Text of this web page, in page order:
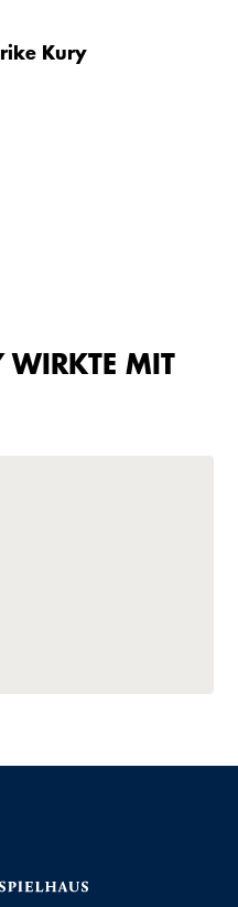
Kury
WIRKTE MIT